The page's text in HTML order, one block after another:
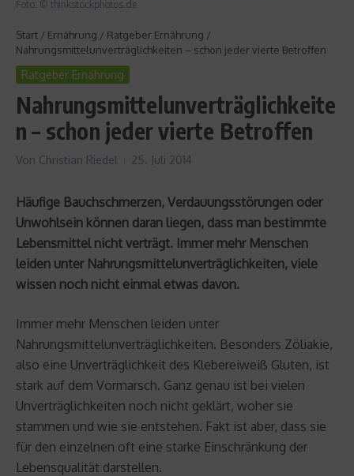
Foto: © thinkstockphotos.de
Start / Ernährung / Ratgeber Ernährung /
Nahrungsmittelunverträglichkeiten – schon jeder vierte Betroffen
Ratgeber Ernährung
Nahrungsmittelunverträglichkeite
n – schon jeder vierte Betroffen
Von Christian Riedel 25. Juli 2014
Häufige Bauchschmerzen, Verdauungsstörungen oder
Unwohlsein können daran liegen, dass man bestimmte
Lebensmittel nicht verträgt. Immer mehr Menschen
leiden unter Nahrungsmittelunverträglichkeiten, viele
wissen noch nicht einmal etwas davon.
Immer mehr Menschen leiden unter
Nahrungsmittelunverträglichkeiten. Besonders Zöliakie,
also eine Unverträglichkeit des Klebereiweiß Gluten, ist
stark auf dem Vormarsch. Ganz genau ist bei vielen
Unverträglichkeiten noch nicht geklärt, woher sie
stammen und wie sie entstehen. Fakt ist aber, dass sie
für den einzelnen oft eine starke Einschränkung der
Lebensqualität darstellen.